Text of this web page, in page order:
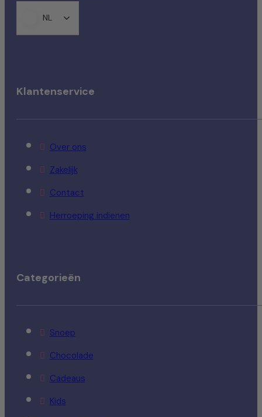
NL
Klantenservice
Over ons
Zakelijk
Contact
Herroeping indienen
Categorieën
Snoep
Chocolade
Cadeaus
Kids